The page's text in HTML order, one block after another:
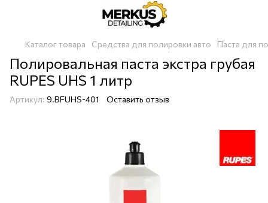
Каталог товара Средства для полировки авто Паста для
Полировальная паста экстра грубая
RUPES UHS 1 литр
Артикул: 9.BFUHS-401 Оставить отзыв